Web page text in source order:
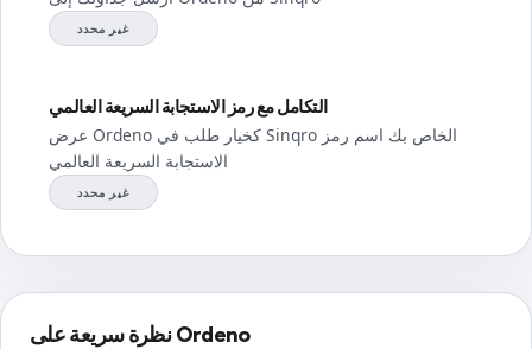
غير محدد
التكامل مع رمز الاستجابة السريعة العالمي
عرض Ordeno كخيار طلب في Sinqro الخاص بك اسم رمز
الاستجابة السريعة العالمي
غير محدد
نظرة سريعة على Ordeno